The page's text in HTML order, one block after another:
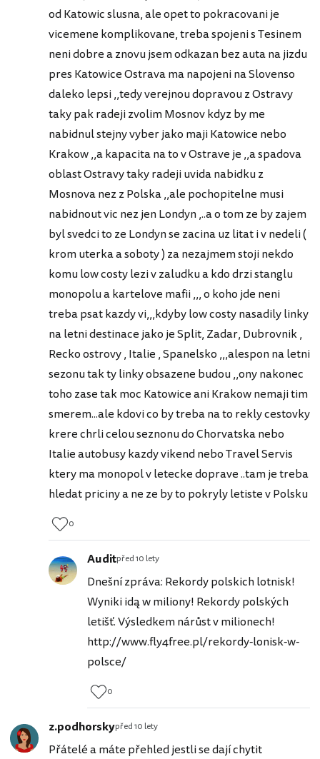
od Katowic slusna, ale opet to pokracovani je
vicemene komplikovane, treba spojeni s Tesinem
neni dobre a znovu jsem odkazan bez auta na jizdu
pres Katowice Ostrava ma napojeni na Slovenso
daleko lepsi ,,tedy verejnou dopravou z Ostravy
taky pak radeji zvolim Mosnov kdyz by me
nabidnul stejny vyber jako maji Katowice nebo
Krakow ,,a kapacita na to v Ostrave je ,,a spadova
oblast Ostravy taky radeji uvida nabidku z
Mosnova nez z Polska ,,ale pochopitelne musi
nabidnout vic nez jen Londyn ,..a o tom ze by zajem
byl svedci to ze Londyn se zacina uz litat i v nedeli (
krom uterka a soboty ) za nezajmem stoji nekdo
komu low costy lezi v zaludku a kdo drzi stanglu
monopolu a kartelove mafii ,,, o koho jde neni
treba psat kazdy vi,,,kdyby low costy nasadily linky
na letni destinace jako je Split, Zadar, Dubrovnik ,
Recko ostrovy , Italie , Spanelsko ,,,alespon na letni
sezonu tak ty linky obsazene budou ,,ony nakonec
toho zase tak moc Katowice ani Krakow nemaji tim
smerem...ale kdovi co by treba na to rekly cestovky
krere chrli celou seznonu do Chorvatska nebo
Italie autobusy kazdy vikend nebo Travel Servis
ktery ma monopol v letecke doprave ..tam je treba
hledat priciny a ne ze by to pokryly letiste v Polsku
0
Auditpřed 10 lety
Dnešní zpráva: Rekordy polskich lotnisk!
Wyniki idą w miliony! Rekordy polských
letišť. Výsledkem nárůst v milionech!
http://www.fly4free.pl/rekordy-lonisk-w-
polsce/
0
z.podhorskypřed 10 lety
Přátelé a máte přehled jestli se dají chytit